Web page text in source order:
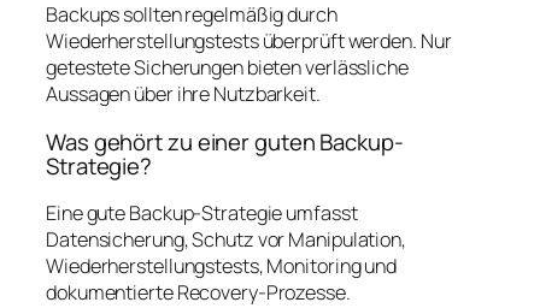
Backups sollten regelmäßig durch
Wiederherstellungstests überprüft werden. Nur
getestete Sicherungen bieten verlässliche
Aussagen über ihre Nutzbarkeit.
Was gehört zu einer guten Backup-
Strategie?
Eine gute Backup-Strategie umfasst
Datensicherung, Schutz vor Manipulation,
Wiederherstellungstests, Monitoring und
dokumentierte Recovery-Prozesse.